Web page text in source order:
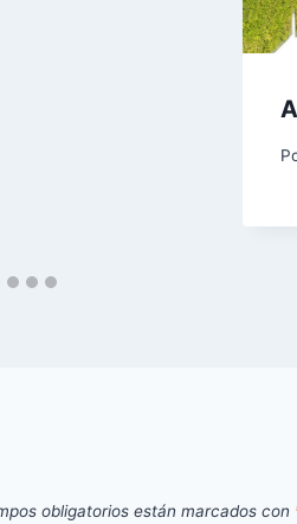
obligatorios están marcados con